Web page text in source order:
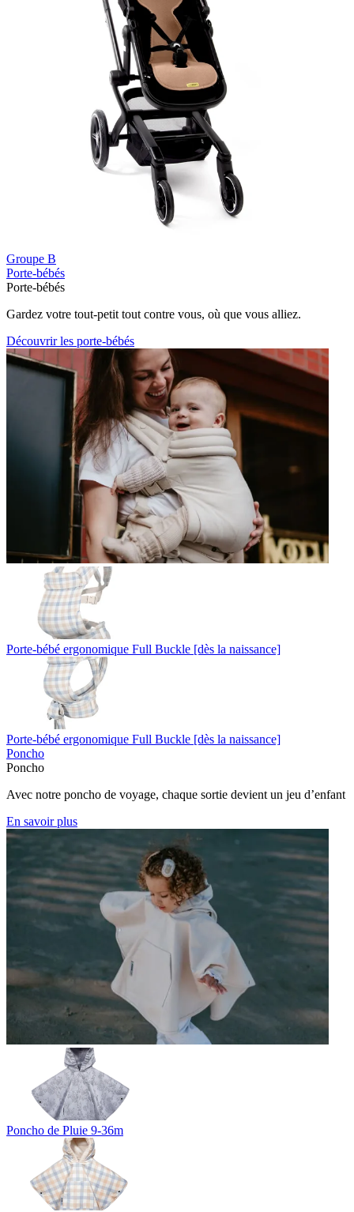
Groupe B
Porte-bébés
Porte-bébés
Gardez votre tout-petit tout contre vous, où que vous alliez.
Découvrir les porte-bébés
Porte-bébé ergonomique Full Buckle [dès la naissance]
Porte-bébé ergonomique Full Buckle [dès la naissance]
Poncho
Poncho
Avec notre poncho de voyage, chaque sortie devient un jeu d’enfant
En savoir plus
Poncho de Pluie 9-36m